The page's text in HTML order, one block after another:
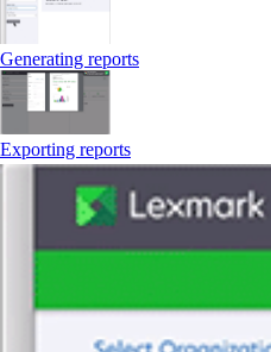
Generating reports
Exporting reports